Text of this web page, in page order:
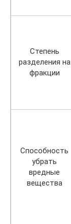
Степень
разделения на
фракции
Способность
убрать
вредные
вещества